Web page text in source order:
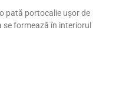
pată portocalie ușor de
formează în interiorul